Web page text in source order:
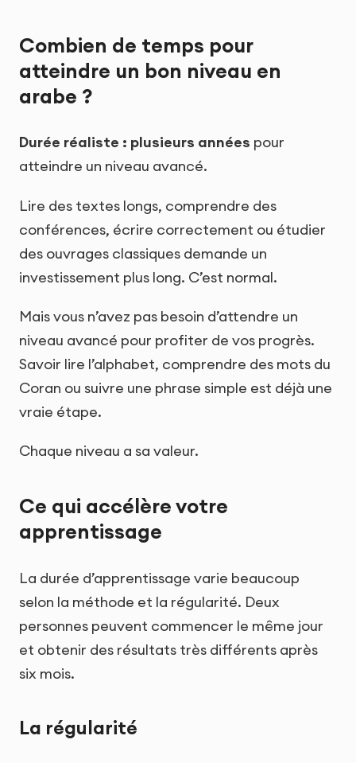
Combien de temps pour
atteindre un bon niveau en
arabe ?
Durée réaliste : plusieurs années pour
atteindre un niveau avancé.
Lire des textes longs, comprendre des
conférences, écrire correctement ou étudier
des ouvrages classiques demande un
investissement plus long. C’est normal.
Mais vous n’avez pas besoin d’attendre un
niveau avancé pour profiter de vos progrès.
Savoir lire l’alphabet, comprendre des mots du
Coran ou suivre une phrase simple est déjà une
vraie étape.
Chaque niveau a sa valeur.
Ce qui accélère votre
apprentissage
La durée d’apprentissage varie beaucoup
selon la méthode et la régularité. Deux
personnes peuvent commencer le même jour
et obtenir des résultats très différents après
six mois.
La régularité